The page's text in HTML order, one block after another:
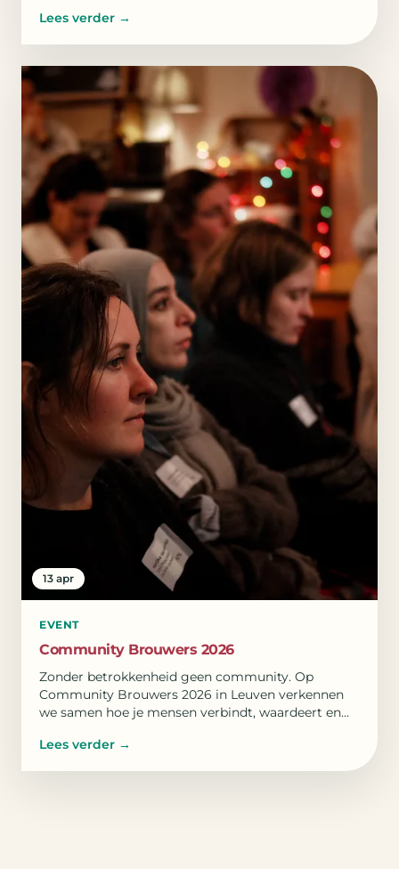
Lees verder →
13 apr
EVENT
Community Brouwers 2026
Zonder betrokkenheid geen community. Op
Community Brouwers 2026 in Leuven verkennen
we samen hoe je mensen verbindt, waardeert en
Lees verder →